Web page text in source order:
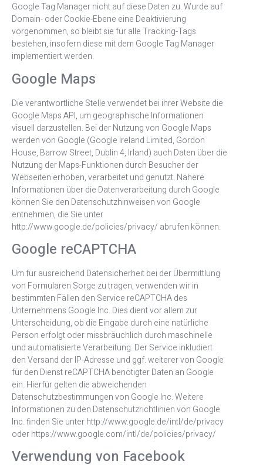
Google Tag Manager nicht auf diese Daten zu. Wurde auf
Domain- oder Cookie-Ebene eine Deaktivierung
vorgenommen, so bleibt sie für alle Tracking-Tags
bestehen, insofern diese mit dem Google Tag Manager
implementiert werden.
Google Maps
Die verantwortliche Stelle verwendet bei ihrer Website die
Google Maps API, um geographische Informationen
visuell darzustellen. Bei der Nutzung von Google Maps
werden von Google (Google Ireland Limited, Gordon
House, Barrow Street, Dublin 4, Irland) auch Daten über die
Nutzung der Maps-Funktionen durch Besucher der
Webseiten erhoben, verarbeitet und genutzt. Nähere
Informationen über die Datenverarbeitung durch Google
können Sie den Datenschutzhinweisen von Google
entnehmen, die Sie unter
http://www.google.de/policies/privacy/ abrufen können.
Google reCAPTCHA
Um für ausreichend Datensicherheit bei der Übermittlung
von Formularen Sorge zu tragen, verwenden wir in
bestimmten Fällen den Service reCAPTCHA des
Unternehmens Google Inc. Dies dient vor allem zur
Unterscheidung, ob die Eingabe durch eine natürliche
Person erfolgt oder missbräuchlich durch maschinelle
und automatisierte Verarbeitung. Der Service inkludiert
den Versand der IP-Adresse und ggf. weiterer von Google
für den Dienst reCAPTCHA benötigter Daten an Google
ein. Hierfür gelten die abweichenden
Datenschutzbestimmungen von Google Inc. Weitere
Informationen zu den Datenschutzrichtlinien von Google
Inc. finden Sie unter http://www.google.de/intl/de/privacy
oder https://www.google.com/intl/de/policies/privacy/
Verwendung von Facebook